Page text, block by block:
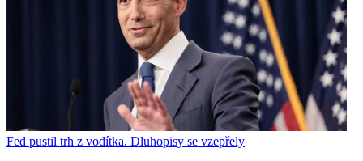
Fed pustil trh z vodítka. Dluhopisy se vzepřely